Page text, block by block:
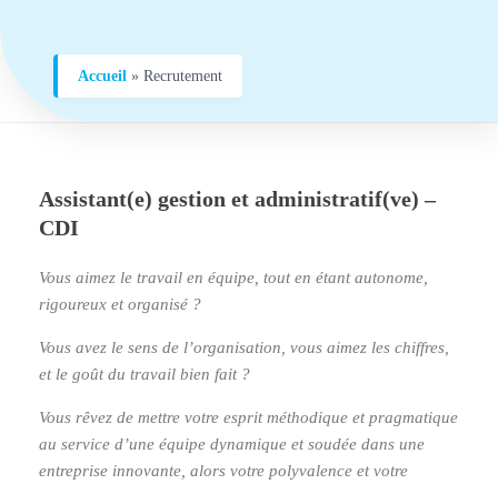
Accueil » Recrutement
Assistant(e) gestion et administratif(ve) –
CDI
Vous aimez le travail en équipe, tout en étant autonome,
rigoureux et organisé ?
Vous avez le sens de l’organisation, vous aimez les chiffres,
et le goût du travail bien fait ?
Vous rêvez de mettre votre esprit méthodique et pragmatique
au service d’une équipe dynamique et soudée dans une
entreprise innovante, alors votre polyvalence et votre